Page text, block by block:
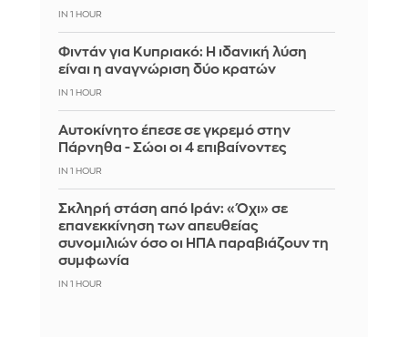
IN 1 HOUR
Φιντάν για Κυπριακό: Η ιδανική λύση
είναι η αναγνώριση δύο κρατών
IN 1 HOUR
Αυτοκίνητο έπεσε σε γκρεμό στην
Πάρνηθα - Σώοι οι 4 επιβαίνοντες
IN 1 HOUR
Σκληρή στάση από Ιράν: «Όχι» σε
επανεκκίνηση των απευθείας
συνομιλιών όσο οι ΗΠΑ παραβιάζουν τη
συμφωνία
IN 1 HOUR